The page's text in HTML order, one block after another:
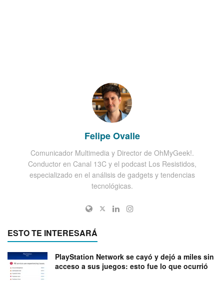
Felipe Ovalle
Comunicador Multimedia y Director de OhMyGeek!.
Conductor en Canal 13C y el podcast Los Resistidos,
especializado en el análisis de gadgets y tendencias
tecnológicas.
ESTO TE INTERESARÁ
PlayStation Network se cayó y dejó a miles sin
acceso a sus juegos: esto fue lo que ocurrió